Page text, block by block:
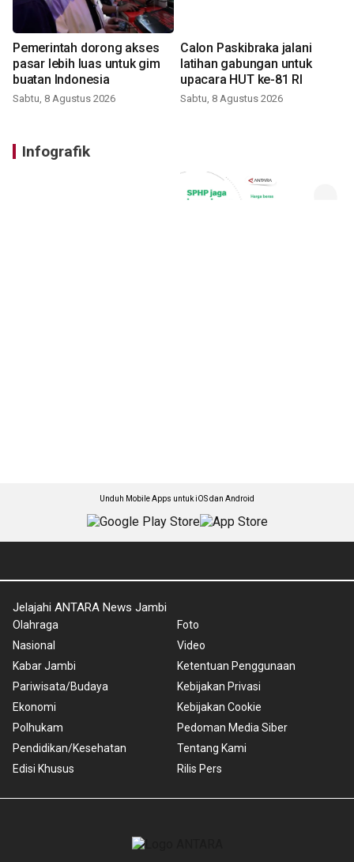
Pemerintah dorong akses
pasar lebih luas untuk gim
buatan Indonesia
Sabtu, 8 Agustus 2026
Calon Paskibraka jalani
latihan gabungan untuk
upacara HUT ke-81 RI
Sabtu, 8 Agustus 2026
Infografik
Unduh Mobile Apps untuk iOS dan Android
Jelajahi ANTARA News Jambi
Olahraga
Nasional
Kabar Jambi
Pariwisata/Budaya
Ekonomi
Polhukam
Pendidikan/Kesehatan
Edisi Khusus
Foto
Video
Ketentuan Penggunaan
Kebijakan Privasi
Kebijakan Cookie
Pedoman Media Siber
Tentang Kami
Rilis Pers